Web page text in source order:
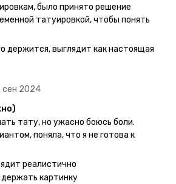
сейчас жду результата. Всё очень
плюсом для меня стала
тех мечт, где тату будет
В общем всём советую и
ещё))
было принято решение
татуировкой, чтобы понять
или нет, как оказалось
ведь можно постоянно делать
и в случае если одна не понравится
держится, выглядит как настоящая
сен 2024
тату, но ужасно боюсь боли.
поняла, что я не готова к
благодарю, что есть такая
сделать тату в нескольких местах
реалистично
картинку